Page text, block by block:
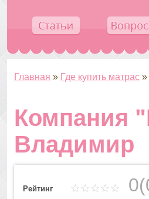
Главная » Где купить матрас »
Компания
Владимир
Рейтинг